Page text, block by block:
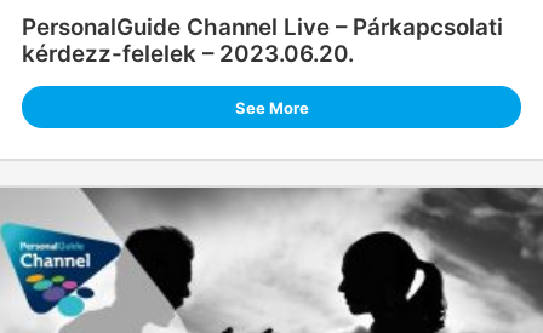
PersonalGuide Channel Live – Párkapcsolati
kérdezz-felelek – 2023.06.20.
See More